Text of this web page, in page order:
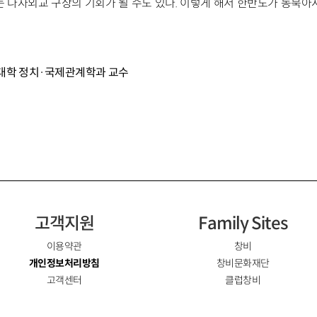
다자외교 구상의 기회가 될 수도 있다. 이렇게 해서 한반도가 동북
정치·국제관계학과 교수
고객지원
이용약관
개인정보처리방침
고객센터
Family Sites
창비
창비문화재단
클럽창비